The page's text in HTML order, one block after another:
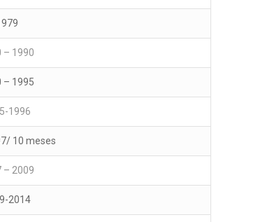
– 1990
– 1995
1996
10 meses
– 2009
2014